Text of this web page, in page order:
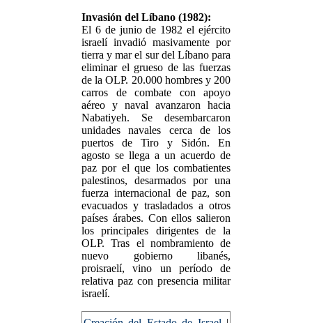
Invasión del Líbano (1982):
El 6 de junio de 1982 el ejército
israelí invadió masivamente por
tierra y mar el sur del Líbano para
eliminar el grueso de las fuerzas
de la OLP. 20.000 hombres y 200
carros de combate con apoyo
aéreo y naval avanzaron hacia
Nabatiyeh. Se desembarcaron
unidades navales cerca de los
puertos de Tiro y Sidón. En
agosto se llega a un acuerdo de
paz por el que los combatientes
palestinos, desarmados por una
fuerza internacional de paz, son
evacuados y trasladados a otros
países árabes. Con ellos salieron
los principales dirigentes de la
OLP. Tras el nombramiento de
nuevo gobierno libanés,
proisraelí, vino un período de
relativa paz con presencia militar
israelí.